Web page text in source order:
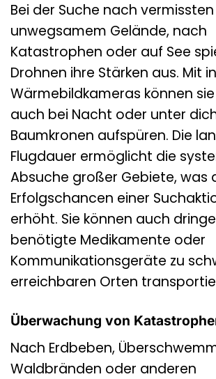
Bei der Suche nach
unwegsamem Gelände, nach
Katastrophen oder auf See
Drohnen ihre Stärken aus. Mit
Wärmebildkameras können
auch bei Nacht oder unter
Baumkronen aufspüren. Die
Flugdauer ermöglicht die
Absuche großer Gebiete, was
Erfolgschancen einer
erhöht. Sie können auch
benötigte Medikamente oder
Kommunikationsgeräte zu
erreichbaren Orten
Überwachung von
Nach Erdbeben,
Waldbränden oder anderen